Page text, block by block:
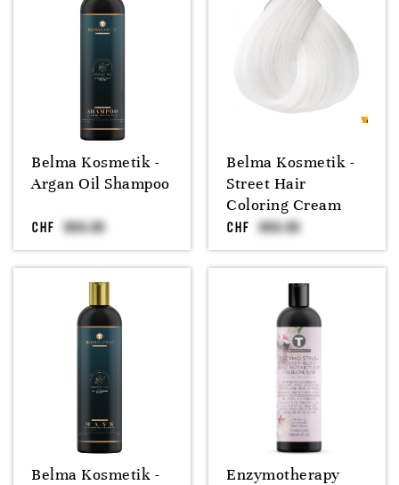
Belma Kosmetik -
Argan Oil Shampoo
CHF
Belma Kosmetik -
Street Hair
Coloring Cream
CHF
Belma Kosmetik -
Enzymotherapy